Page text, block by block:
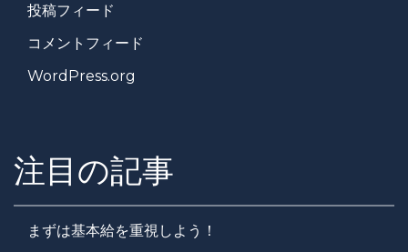
投稿フィード
コメントフィード
WordPress.org
注目の記事
まずは基本給を重視しよう！